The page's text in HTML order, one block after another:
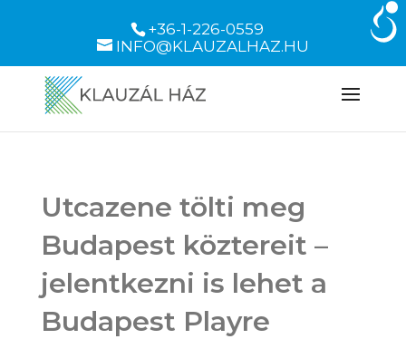
+36-1-226-0559
INFO@KLAUZALHAZ.HU
Utcazene tölti meg
Budapest köztereit –
jelentkezni is lehet a
Budapest Playre